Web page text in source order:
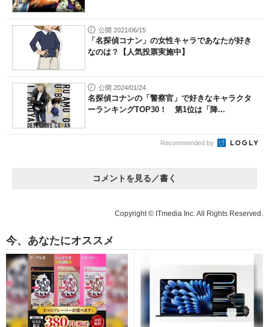
公開 2021/06/15
「名探偵コナン」の女性キャラであなたが好き
なのは？【人気投票実施中】
公開 2024/01/24
名探偵コナンの「警察官」で好きなキャラクタ
ーランキングTOP30！ 第1位は「降...
Recommended by
コメントを見る／書く
Copyright © ITmedia Inc. All Rights Reserved.
今、あなたにオススメ